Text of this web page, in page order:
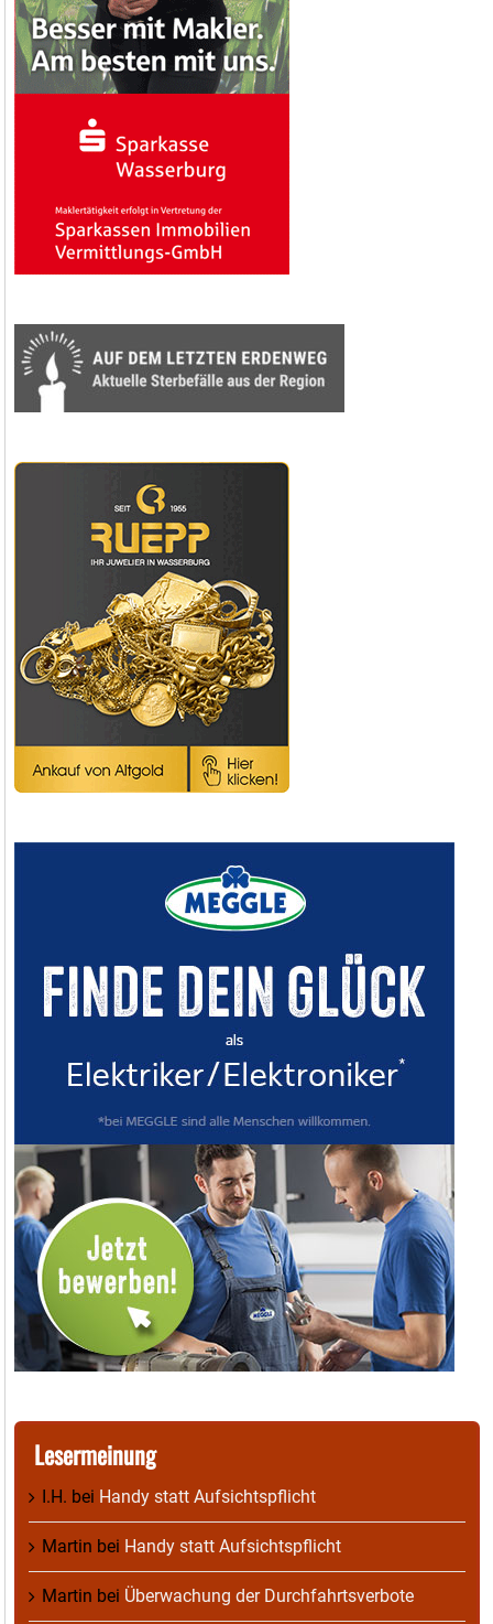
Lesermeinung
I.H. bei Handy statt Aufsichtspflicht
Martin bei Handy statt Aufsichtspflicht
Martin bei Überwachung der Durchfahrtsverbote